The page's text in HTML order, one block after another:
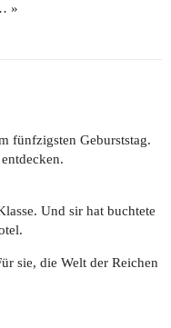
»
fünfzigsten Geburststag.
Und sir hat buchtete
sie, die Welt der Reichen